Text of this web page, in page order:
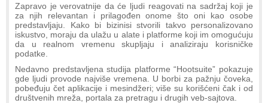
Zapravo je verovatnije da će ljudi reagovati na sadržaj koji je
za njih relevantan i prilagođen onome što oni kao osobe
predstavljaju. Kako bi bizinisi stvorili takvo personalizovano
iskustvo, moraju da ulažu u alate i platforme koji im omogućuju
da u realnom vremenu skupljaju i analiziraju korisničke
podatke.
Nedavno predstavljena studija platforme “Hootsuite” pokazuje
gde ljudi provode najviše vremena. U borbi za pažnju čoveka,
pobeđuju čet aplikacije i mesindžeri; više su korišćeni čak i od
društvenih mreža, portala za pretragu i drugih veb-sajtova.